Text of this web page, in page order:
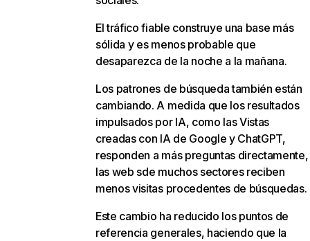
El tráfico fiable construye una base más
sólida y es menos probable que
desaparezca de la noche a la mañana.
Los patrones de búsqueda también están
cambiando. A medida que los resultados
impulsados por IA, como las Vistas
creadas con IA de Google y ChatGPT,
responden a más preguntas directamente,
las web sde muchos sectores reciben
menos visitas procedentes de búsquedas.
Este cambio ha reducido los puntos de
referencia generales, haciendo que la